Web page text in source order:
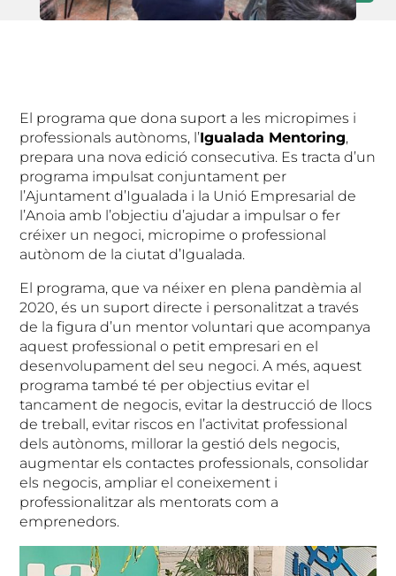
El programa que dona suport a les micropimes i
professionals autònoms, l’Igualada Mentoring,
prepara una nova edició consecutiva. Es tracta d’un
programa impulsat conjuntament per
l’Ajuntament d’Igualada i la Unió Empresarial de
l’Anoia amb l’objectiu d’ajudar a impulsar o fer
créixer un negoci, micropime o professional
autònom de la ciutat d’Igualada.
El programa, que va néixer en plena pandèmia al
2020, és un suport directe i personalitzat a través
de la figura d’un mentor voluntari que acompanya
aquest professional o petit empresari en el
desenvolupament del seu negoci. A més, aquest
programa també té per objectius evitar el
tancament de negocis, evitar la destrucció de llocs
de treball, evitar riscos en l’activitat professional
dels autònoms, millorar la gestió dels negocis,
augmentar els contactes professionals, consolidar
els negocis, ampliar el coneixement i
professionalitzar als mentorats com a
emprenedors.